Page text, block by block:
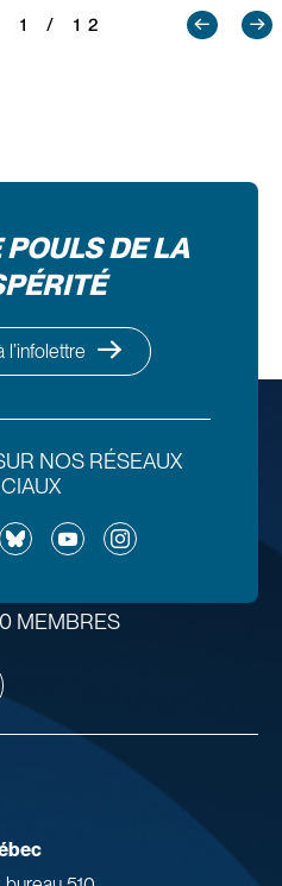
1 / 12
DE LA
l’infolettre
NOS RÉSEAUX
BlueskyYouTubeInstagram
MEMBRES